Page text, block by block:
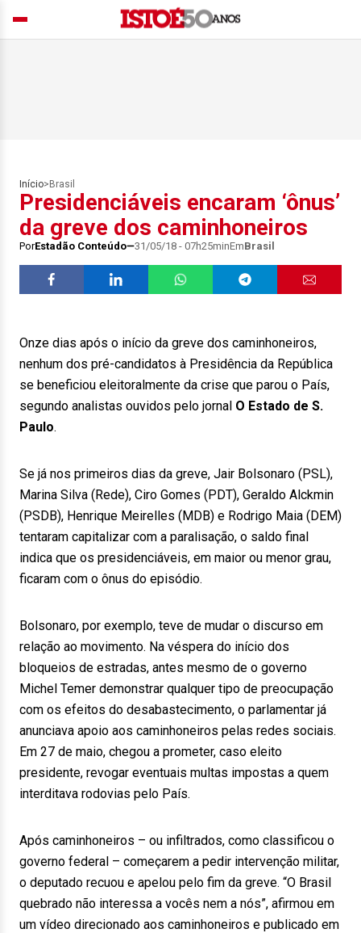
Início> Brasil
Presidenciáveis encaram ‘ônus’
da greve dos caminhoneiros
PorEstadão Conteúdo 31/05/18 - 07h25minEmBrasil
Onze dias após o início da greve dos caminhoneiros,
nenhum dos pré-candidatos à Presidência da República
se beneficiou eleitoralmente da crise que parou o País,
segundo analistas ouvidos pelo jornal O Estado de S.
Paulo.
Se já nos primeiros dias da greve, Jair Bolsonaro (PSL),
Marina Silva (Rede), Ciro Gomes (PDT), Geraldo Alckmin
(PSDB), Henrique Meirelles (MDB) e Rodrigo Maia (DEM)
tentaram capitalizar com a paralisação, o saldo final
indica que os presidenciáveis, em maior ou menor grau,
ficaram com o ônus do episódio.
Bolsonaro, por exemplo, teve de mudar o discurso em
relação ao movimento. Na véspera do início dos
bloqueios de estradas, antes mesmo de o governo
Michel Temer demonstrar qualquer tipo de preocupação
com os efeitos do desabastecimento, o parlamentar já
anunciava apoio aos caminhoneiros pelas redes sociais.
Em 27 de maio, chegou a prometer, caso eleito
presidente, revogar eventuais multas impostas a quem
interditava rodovias pelo País.
Após caminhoneiros – ou infiltrados, como classificou o
governo federal – começarem a pedir intervenção militar,
o deputado recuou e apelou pelo fim da greve. “O Brasil
quebrado não interessa a vocês nem a nós”, afirmou em
um vídeo direcionado aos caminhoneiros e publicado em